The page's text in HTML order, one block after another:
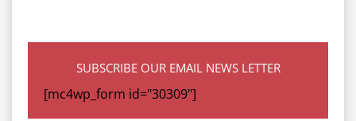
SUBSCRIBE OUR EMAIL NEWS LETTER
[mc4wp_form id="30309"]